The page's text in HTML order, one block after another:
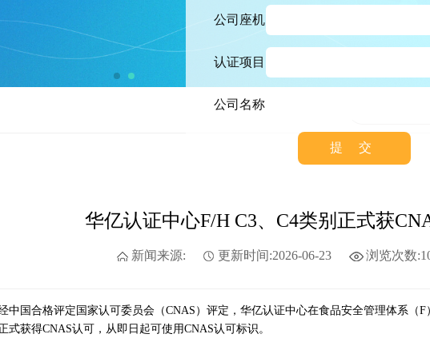
公司座机
认证项目
公司名称 华亿认证中心F/H C3、
华亿认证中心F/H C3、C4类别正式获
新闻来源: 更新时间:2026-06-23 浏览次数
中国合格评定国家认可委员会（CNAS）评定，华亿认证中心在食品安全管理体系（F
式获得CNAS认可，从即日起可使用CNAS认可标识。